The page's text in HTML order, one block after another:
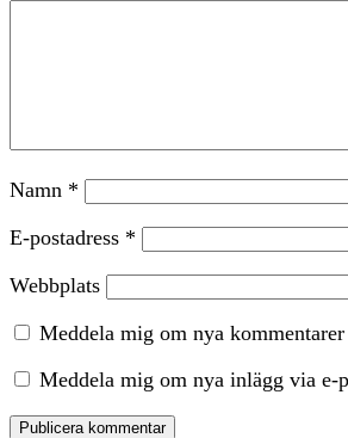
Namn *
E-postadress *
Webbplats
Meddela mig om nya
Meddela mig om nya inlägg via e-